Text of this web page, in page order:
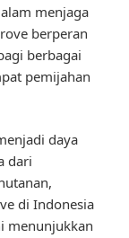
menjaga
berperan
berbagai
pemijahan
daya
dari
di Indonesia
menunjukkan